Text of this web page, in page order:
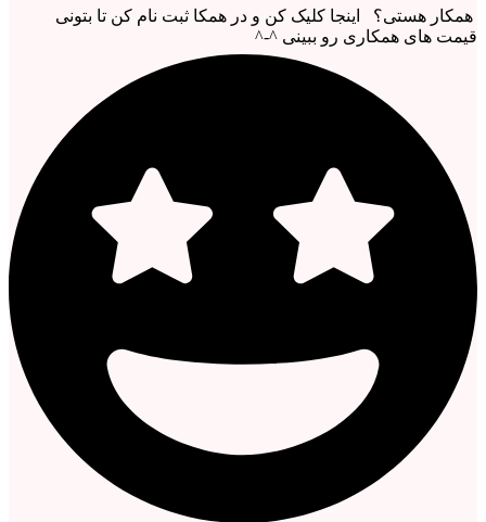
همکار هستی؟ اینجا کلیک کن و در همکا ثبت نام کن تا بتونی
قیمت های همکاری رو ببینی ^-^